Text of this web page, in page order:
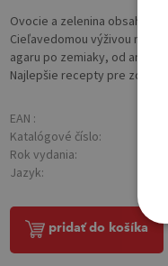
Ovocie a zelenina obsahujú
Cieľavedomou výživou
agaru po zemiaky, od
Najlepšie recepty pre
EAN :
Katalógové číslo:
Rok vydania:
Jazyk:
pridať do košíka